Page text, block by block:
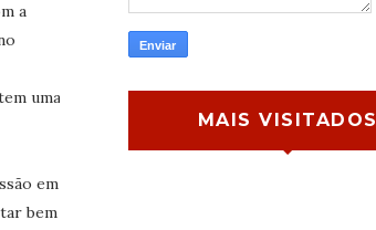
a
uma
em
bem
MAIS VISITADOS